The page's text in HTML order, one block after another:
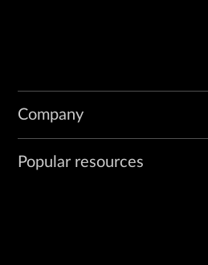
Company
Popular resources